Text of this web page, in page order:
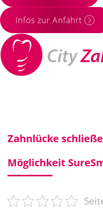
Infos zur Anfahrt
Zahnlücke
Möglichkeit